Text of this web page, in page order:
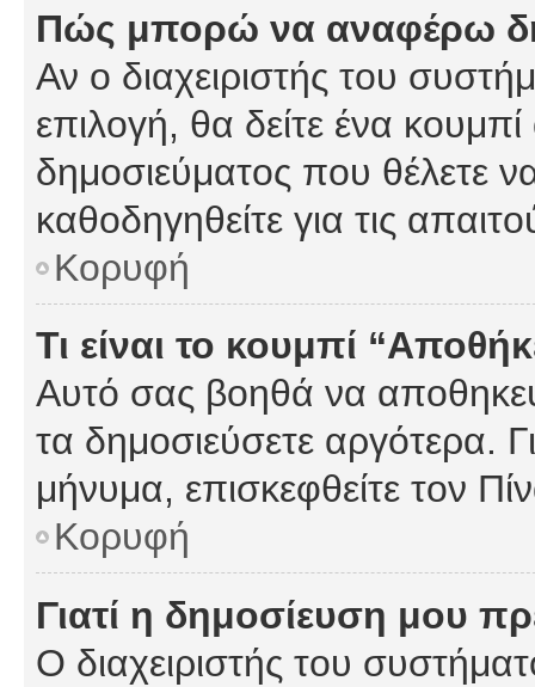
Πώς μπορώ να αναφέρω
Αν ο διαχειριστής του
επιλογή, θα δείτε ένα
δημοσιεύματος που θέλετε
καθοδηγηθείτε για τις
Κορυφή
Τι είναι το κουμπί
Αυτό σας βοηθά να
τα δημοσιεύσετε αργότερα.
μήνυμα, επισκεφθείτε τον
Κορυφή
Γιατί η δημοσίευση μου
Ο διαχειριστής του